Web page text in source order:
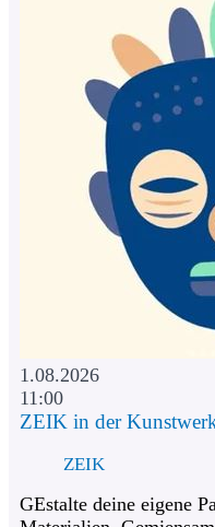
1.08.2026
11:00
ZEIK in der
ZEIK
GEstalte deine eigene